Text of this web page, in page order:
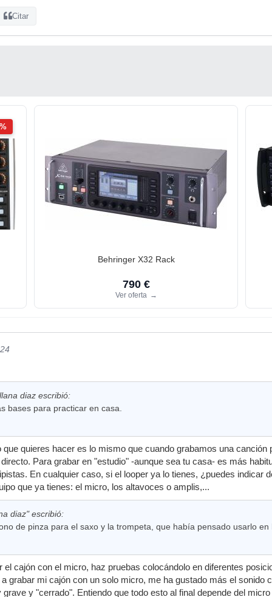
Citar
Behringer X32 Rack
790 €
Ver oferta →
diaz escribió:
bases para practicar en casa.
que quieres hacer es lo mismo que cuando grabamos una canción
Para grabar en "estudio" -aunque sea tu casa- es más
En cualquier caso, si el looper ya lo tienes, ¿puedes indicar
que ya tienes: el micro, los altavoces o amplis,...
diaz" escribió:
de pinza para el saxo y la trompeta, que había pensado usarlo en
el cajón con el micro, haz pruebas colocándolo en diferentes
grabar mi cajón con un solo micro, me ha gustado más el sonido
y "cerrado". Entiendo que todo esto al final depende del